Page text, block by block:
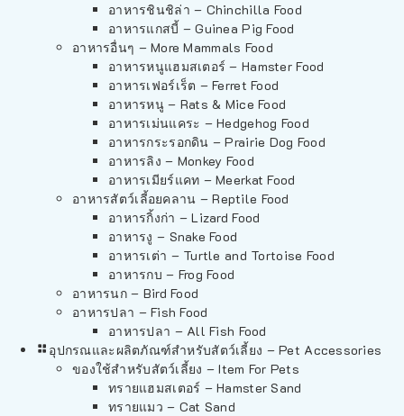
อาหารชินชิล่า – Chinchilla Food
อาหารแกสบี้ – Guinea Pig Food
อาหารอื่นๆ – More Mammals Food
อาหารหนูแฮมสเตอร์ – Hamster Food
อาหารเฟอร์เร็ต – Ferret Food
อาหารหนู – Rats & Mice Food
อาหารเม่นแคระ – Hedgehog Food
อาหารกระรอกดิน – Prairie Dog Food
อาหารลิง – Monkey Food
อาหารเมียร์แคท – Meerkat Food
อาหารสัตว์เลี้อยคลาน – Reptile Food
อาหารกิ้งก่า – Lizard Food
อาหารงู – Snake Food
อาหารเต่า – Turtle and Tortoise Food
อาหารกบ – Frog Food
อาหารนก – Bird Food
อาหารปลา – Fish Food
อาหารปลา – All Fish Food
อุปกรณและผลิตภัณฑ์สำหรับสัตว์เลี้ยง – Pet Accessories
ของใช้สำหรับสัตว์เลี้ยง – Item For Pets
ทรายแฮมสเตอร์ – Hamster Sand
ทรายแมว – Cat Sand